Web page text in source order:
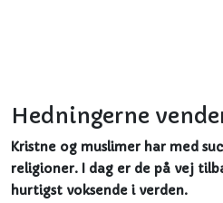
Hedningerne
Kristne og muslimer har med
religioner. I dag er de på vej
hurtigst voksende i verden.